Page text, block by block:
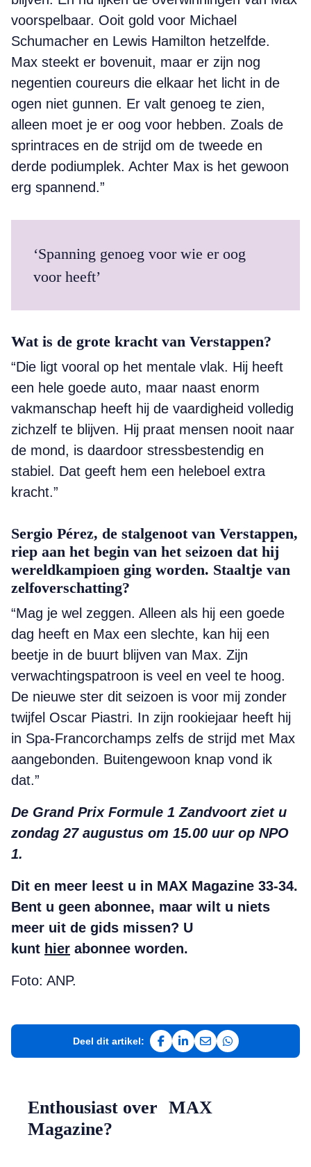
voorspel­baar. Ooit gold voor Michael
Schumacher en Lewis Hamilton hetzelfde.
Max steekt er bovenuit, maar er zijn nog
negentien coureurs die elkaar het licht in de
ogen niet gunnen. Er valt genoeg te zien,
alleen moet je er oog voor hebben. Zoals de
sprintraces en de strijd om de tweede en
derde podiumplek. Achter Max is het gewoon
erg spannend.”
‘Spanning genoeg voor wie er oog
voor heeft’
Wat is de grote kracht van Verstappen?
“Die ligt vooral op het mentale vlak. Hij heeft
een hele goede auto, maar naast enorm
vakmanschap heeft hij de vaardigheid volledig
zichzelf te blijven. Hij praat mensen nooit naar
de mond, is daardoor stressbestendig en
stabiel. Dat geeft hem een heleboel extra
kracht.”
Sergio Pérez, de stalgenoot van Verstappen,
riep aan het begin van het seizoen dat hij
wereldkampioen ging worden. Staaltje van
zelfoverschatting?
“Mag je wel zeggen. Alleen als hij een goede
dag heeft en Max een slechte, kan hij een
beetje in de buurt blijven van Max. Zijn
verwachtingspatroon is veel en veel te hoog.
De nieuwe ster dit seizoen is voor mij zonder
twijfel Oscar Piastri. In zijn rookiejaar heeft hij
in Spa-Francorchamps zelfs de strijd met Max
aangebonden. Buitengewoon knap vond ik
dat.”
De Grand Prix Formule 1 Zandvoort ziet u
zondag 27 augustus om 15.00 uur op NPO
1.
Dit en meer leest u in MAX Magazine 33-34.
Bent u geen abonnee, maar wilt u niets
meer uit de gids missen? U
kunt hier abonnee worden.
Foto: ANP.
Deel dit artikel:
Deel op Facebook
Deel op LinkedIn
Deel via e-mail
Deel via
Enthousiast over MAX
Magazine?